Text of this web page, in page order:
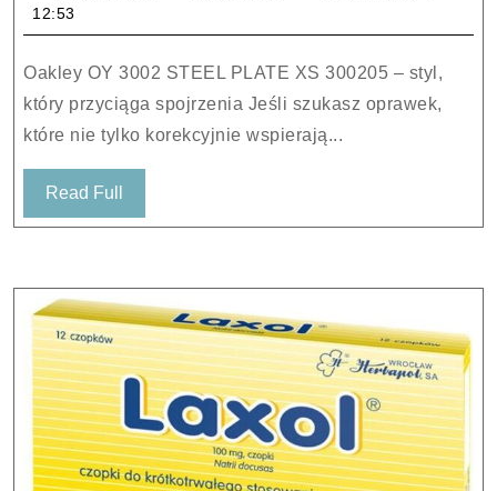
OY
14-
12:53
Oakley OY 3002 STEEL PLATE XS 300205 – styl,
który przyciąga spojrzenia Jeśli szukasz oprawek,
które nie tylko korekcyjnie wspierają...
Read Full
Full